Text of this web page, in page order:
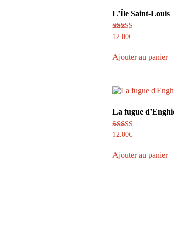
L’Île Saint-Louis
Note
12.00€
Ajouter au panier
La fugue
Note
12.00€
Ajouter au panier